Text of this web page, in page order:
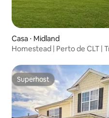
Casa ⋅ Midland
Homestead | Perto de CLT |
Superhost
Superhost